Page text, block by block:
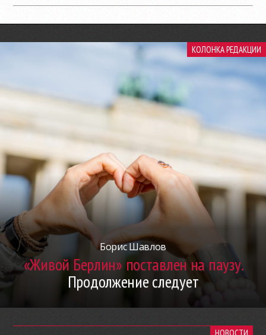
КОЛОНКА РЕДАКЦИИ
Борис Шавлов
«Живой Берлин» поставлен на паузу.
Продолжение следует